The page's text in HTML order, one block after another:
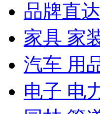
品牌直
家具 家
汽车 用
电子 电